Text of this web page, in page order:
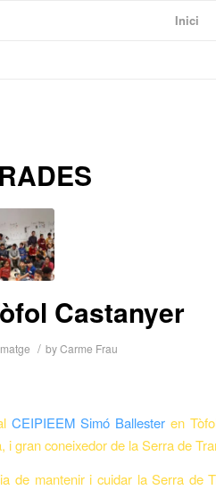
Inici
Castanyer
/ byCarme Frau
CEIPIEEM Simó Ballesteren
gran coneixedor de la Serra de
de mantenir i cuidar la Serra de